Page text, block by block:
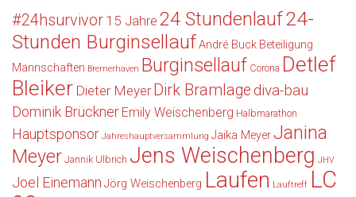
#24hsurvivor 15 Jahre 24 Stundenlauf24-
Stunden BurginsellaufAndré Buck Beteiligung
Mannschaften Bremerhaven Burginsellauf Corona Detlef
Bleiker Dieter Meyer Dirk Bramlagediva-bau
Dominik Brückner Emily Weischenberg Halbmarathon
Hauptsponsor Jahreshauptversammlung Jaika MeyerJanina
Meyer Jannik Ulbrich Jens Weischenberg JHV
Joel Einemann Jörg Weischenberg Laufen Lauftreff LC